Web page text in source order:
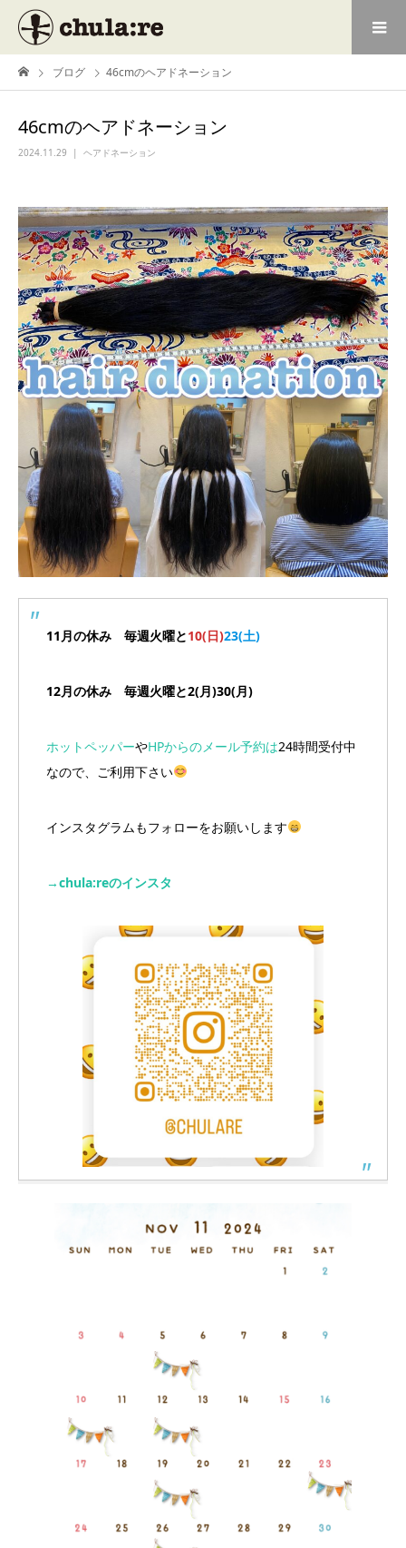
ブログ 46cmのヘアドネーション
46cmのヘアドネーション
2024.11.29 ヘアドネーション
11月の休み 毎週火曜と10(日)23(土)
12月の休み 毎週火曜と2(月)30(月)
ホットペッパーやHPからのメール予約は24時間受付中
なので、ご利用下さい
インスタグラムもフォローをお願いします
→chula:reのインスタ